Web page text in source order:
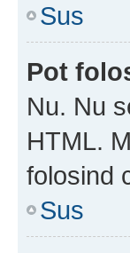
Sus
Pot
Nu. Nu
HTML.
folosind
Sus